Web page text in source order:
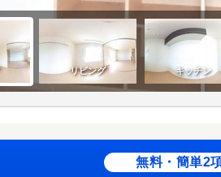
無料・簡単2